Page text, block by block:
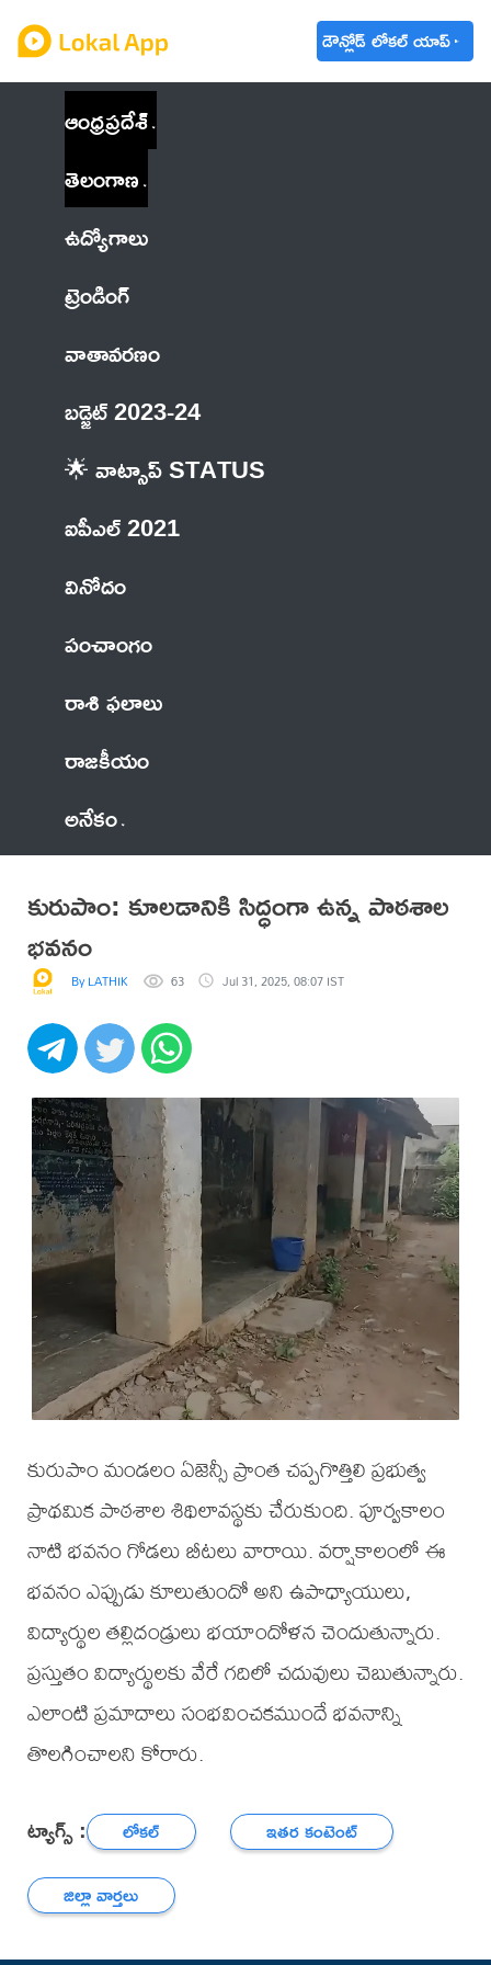
డౌన్లోడ్ లోకల్ యాప్
ఆంధ్రప్రదేశ్
తెలంగాణ
ఉద్యోగాలు
ట్రెండింగ్
వాతావరణం
బడ్జెట్ 2023-24
🌟 వాట్సాప్ STATUS
ఐపీఎల్ 2021
వినోదం
పంచాంగం
రాశి ఫలాలు
రాజకీయం
అనేకం
కురుపాం: కూలడానికి సిద్ధంగా ఉన్న పాఠశాల
భవనం
By LATHIK 63 Jul 31, 2025, 08:07 IST
కురుపాం మండలం ఏజెన్సీ ప్రాంత చప్పగొత్తిలి ప్రభుత్వ
ప్రాథమిక పాఠశాల శిథిలావస్థకు చేరుకుంది. పూర్వకాలం
నాటి భవనం గోడలు బీటలు వారాయి. వర్షాకాలంలో ఈ
భవనం ఎప్పుడు కూలుతుందో అని ఉపాధ్యాయులు,
విద్యార్థుల తల్లిదండ్రులు భయాందోళన చెందుతున్నారు.
ప్రస్తుతం విద్యార్థులకు వేరే గదిలో చదువులు చెబుతున్నారు.
ఎలాంటి ప్రమాదాలు సంభవించకముందే భవనాన్ని
తొలగించాలని కోరారు.
ట్యాగ్స్ : లోకల్
ఇతర కంటెంట్
జిల్లా వార్తలు